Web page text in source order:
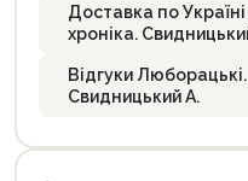
Доставка по
хроніка.
Відгуки
Свидницький А.